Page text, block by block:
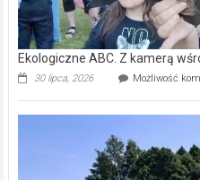
Ekologiczne ABC. Z kamerą
30 lipca, 2026 Możliwość